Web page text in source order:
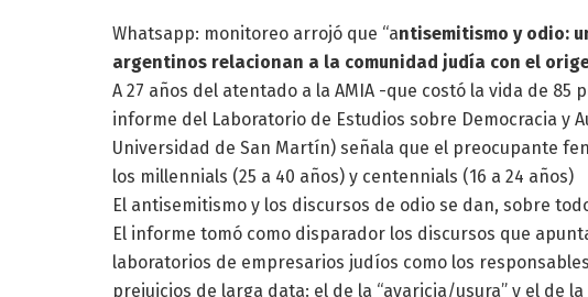
Whatsapp: monitoreo arrojó que “antisemitismo y odio:
argentinos relacionan a la comunidad judía con el
A 27 años del atentado a la AMIA -que costó la vida de 85
informe del Laboratorio de Estudios sobre Democracia y
Universidad de San Martín) señala que el preocupante
los millennials (25 a 40 años) y centennials (16 a 24 años)
El antisemitismo y los discursos de odio se dan, sobre
El informe tomó como disparador los discursos que
laboratorios de empresarios judíos como los
prejuicios de larga data: el de la “avaricia/usura” y el de